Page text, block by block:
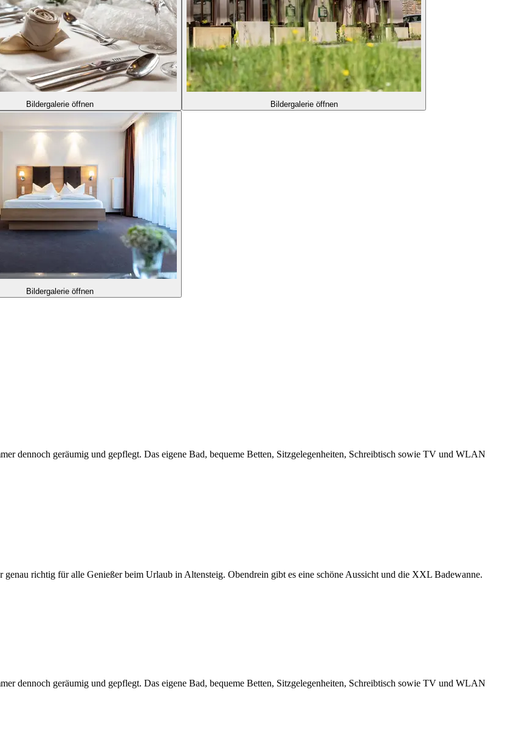
Bildergalerie öffnen Bildergalerie öffnen
Bildergalerie öffnen
dennoch geräumig und gepflegt. Das eigene Bad, bequeme Betten, Sitzgelegenheiten, Schreibtisch sowie TV und WLAN
richtig für alle Genießer beim Urlaub in Altensteig. Obendrein gibt es eine schöne Aussicht und die XXL Badewanne.
dennoch geräumig und gepflegt. Das eigene Bad, bequeme Betten, Sitzgelegenheiten, Schreibtisch sowie TV und WLAN